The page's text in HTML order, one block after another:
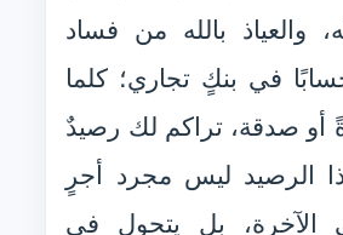
والعياذ بالله من فساد
في بنكٍ تجاري؛ كلما
أو صدقة، تراكم لك رصيدٌ
الرصيد ليس مجرد أجرٍ
الآخرة، بل يتحول في